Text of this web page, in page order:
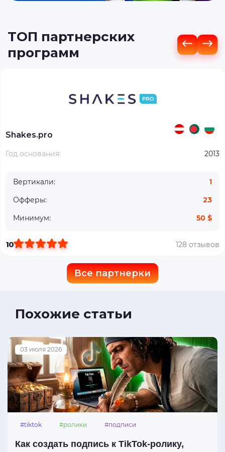
ТОП партнерских
программ
Shakes.pro
Год основания: 2013
Вертикали:
1
Офферы:
23
Минимум:
50 $
10 128 отзывов
Все партнерки
Похожие статьи
03 июля 2026
#tiktok #ролики #подписи
Как создать подпись к TikTok-ролику,